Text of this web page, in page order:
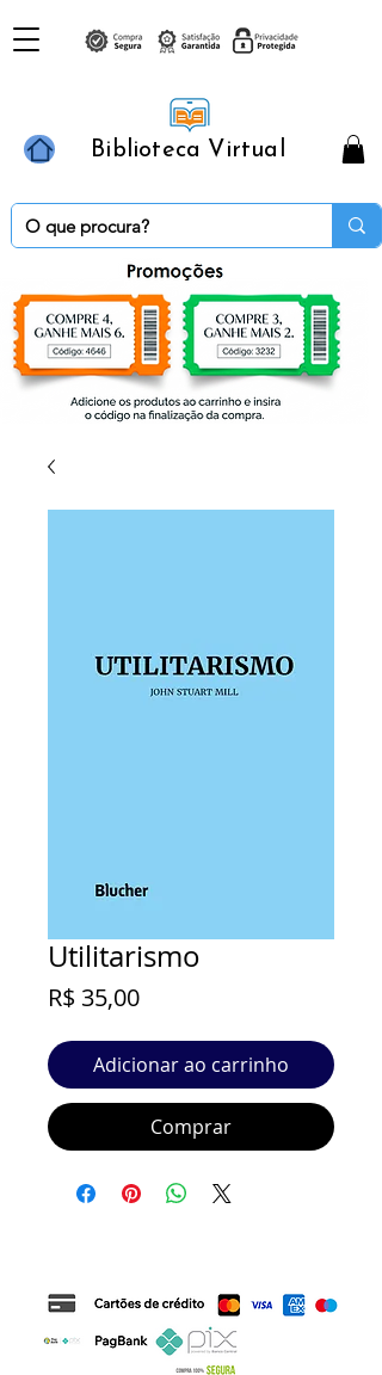
Biblioteca Virtual
Utilitarismo
R$ 35,00Preço
Adicionar ao carrinho
Comprar